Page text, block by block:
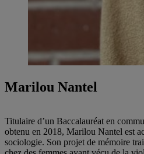
Marilou Nantel
Titulaire d’un Baccalauréat en
obtenu en 2018, Marilou Nantel est
sociologie. Son projet de mémoire